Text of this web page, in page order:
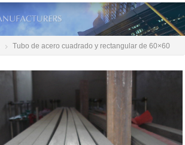
Tubo de acero cuadrado y rectangular de 60×60